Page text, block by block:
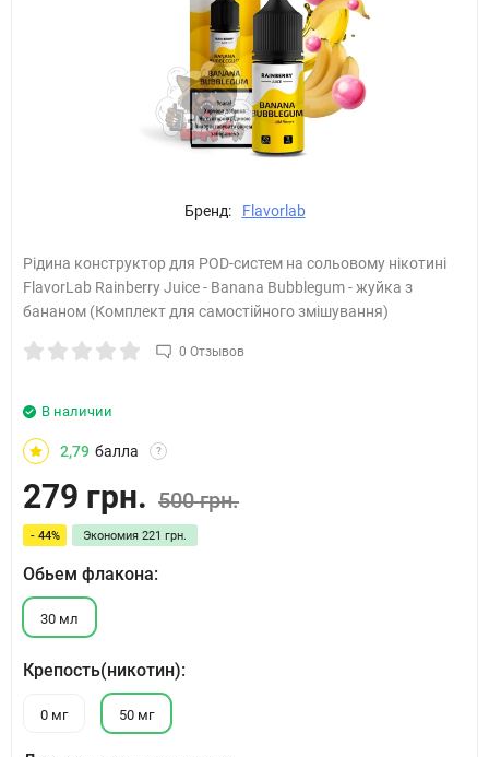
Бренд: Flavorlab
Рідина конструктор для POD-систем на сольовому нікотині
FlavorLab Rainberry Juice - Banana Bubblegum - жуйка з
бананом (Комплект для самостійного змішування)
0 Отзывов
В наличии
2,79 балла ?
279 грн. 500 грн.
- 44% Экономия 221 грн.
Обьем флакона:
30 мл
Крепость(никотин):
0 мг 50 мг